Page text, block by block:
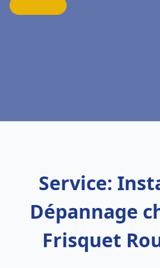
Service:
Dépannage
Frisquet